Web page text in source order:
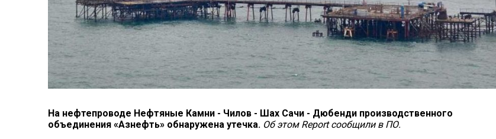
На нефтепроводе Нефтяные Камни - Чилов - Шах Сачи - Дюбенди производственного
объединения «Азнефть» обнаружена утечка. Об этом Report сообщили в ПО.